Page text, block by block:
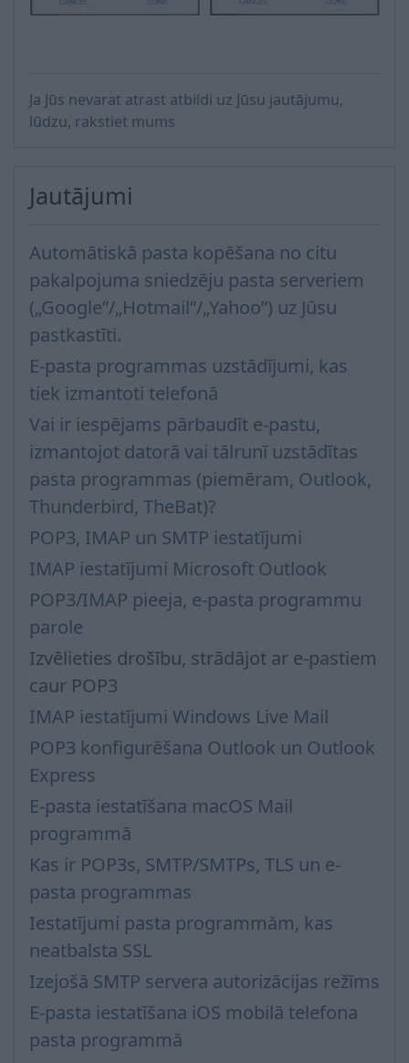
Ja Jūs nevarat atrast atbildi uz Jūsu jautājumu,
lūdzu, rakstiet mums
Jautājumi
Automātiskā pasta kopēšana no citu
pakalpojuma sniedzēju pasta serveriem
(„Google”/„Hotmail”/„Yahoo”) uz Jūsu
pastkastīti.
E-pasta programmas uzstādījumi, kas
tiek izmantoti telefonā
Vai ir iespējams pārbaudīt e-pastu,
izmantojot datorā vai tālrunī uzstādītas
pasta programmas (piemēram, Outlook,
Thunderbird, TheBat)?
POP3, IMAP un SMTP iestatījumi
IMAP iestatījumi Microsoft Outlook
POP3/IMAP pieeja, e-pasta programmu
parole
Izvēlieties drošību, strādājot ar e-pastiem
caur POP3
IMAP iestatījumi Windows Live Mail
POP3 konfigurēšana Outlook un Outlook
Express
E-pasta iestatīšana macOS Mail
programmā
Kas ir POP3s, SMTP/SMTPs, TLS un e-
pasta programmas
Iestatījumi pasta programmām, kas
neatbalsta SSL
Izejošā SMTP servera autorizācijas režīms
E-pasta iestatīšana iOS mobilā telefona
pasta programmā